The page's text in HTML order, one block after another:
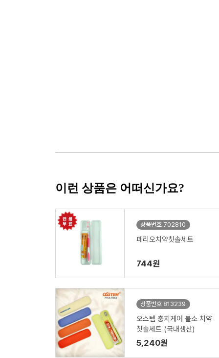
이런 상품은 어떠신가요?
상품번호 702810
페리오치약칫솔세트
744원
상품번호 813239
오스템 충치케어 불소 치약
칫솔세트 (국내생산)
5,240원